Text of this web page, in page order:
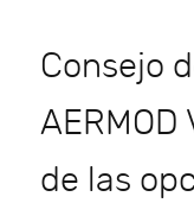
Consejo
de las